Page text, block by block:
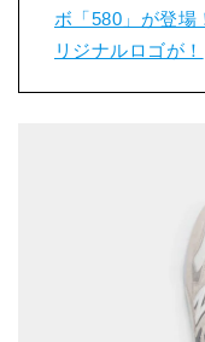
ボ「580」が登場
リジナルロゴが！